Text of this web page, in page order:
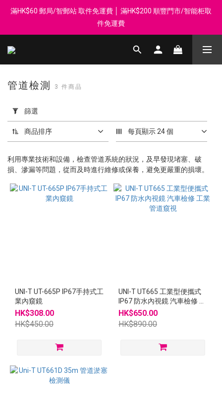
登記會員享每$50回贈$1 │ 滿HK$899 送 N-rit Campack Towel 吸
汗毛巾 韓國制 送完即止
滿HK$60 郵局/智郵站 取件免運費 │ 滿HK$200 順豐門市/智能柜取
件免運費
Whatsapp 98569349 │ 歡迎團體採購, 報價查詢, 接受採購卡
登記會員享每$50回贈$1 │ 滿HK$899 送 N-rit Campack Towel 吸
用
篩
選
(0/20)
價格
管道檢測 3 件商品
篩選
商品排序 每頁顯示 24 個
利用專業技術和設備，檢查管道系統的狀況，及早發現堵塞、破
損、滲漏等問題，從而及時進行維修或保養，避免更嚴重的損壞。
UNI-T UT-665P IP67手持式工
業內窺鏡
HK$308.00
HK$450.00
UNI-T UT665 工業型便攜式
IP67 防水內視鏡 汽車檢修 工
業管道窺視
HK$650.00
HK$890.00